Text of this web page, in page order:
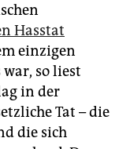
Hasstat
einzigen
so liest
in der
Tat – die
die sich